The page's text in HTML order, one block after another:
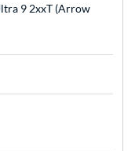
9 2xxT (Arrow